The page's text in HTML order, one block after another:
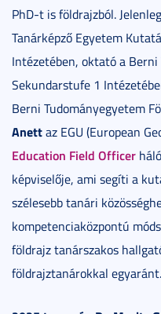
PhD-t is földrajzból.
Tanárképző Egyetem
Intézetében, oktató a Berni
Sekundarstufe 1
Berni Tudományegyetem
Anettaz EGU (European
Education Field Officer
képviselője, ami segíti a
szélesebb tanári
kompetenciaközpontú
földrajz tanárszakos
földrajztanárokkal egyaránt.